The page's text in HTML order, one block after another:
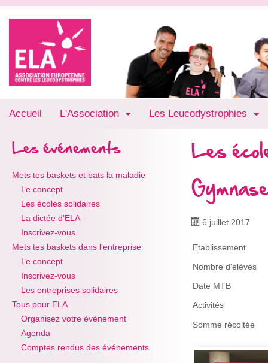
Accueil L'Association Les Leucodystrophies
Les événements
Mets tes baskets et bats la maladie
Le concept
Les écoles solidaires
La dictée d'ELA
Inscrivez-vous
Mets tes baskets dans l'entreprise
Le concept
Inscrivez-vous
Les entreprises solidaires
Tous pour ELA
Organisez votre événement
Agenda
Comptes rendus des événements
Les
6 juillet 2017
Etablissement
Nombre d'élèves
Date MTB
Activités
Somme récoltée